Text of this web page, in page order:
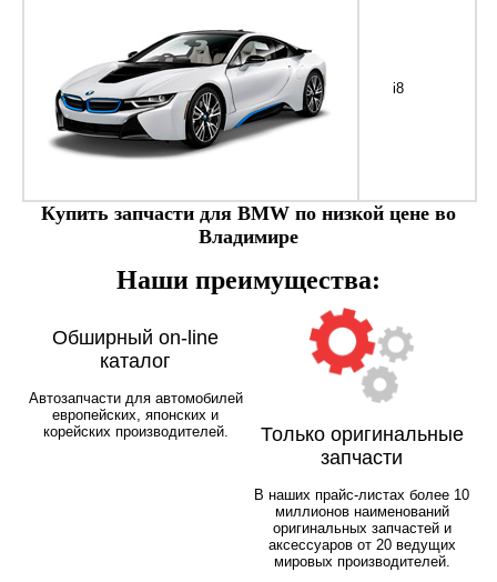
i8
Купить запчасти для BMW по низкой цене во
Владимире
Наши преимущества:
Обширный on-line
каталог
Автозапчасти для автомобилей
европейских, японских и
корейских производителей.
Только оригинальные
запчасти
В наших прайс-листах более 10
миллионов наименований
оригинальных запчастей и
аксессуаров от 20 ведущих
мировых производителей.